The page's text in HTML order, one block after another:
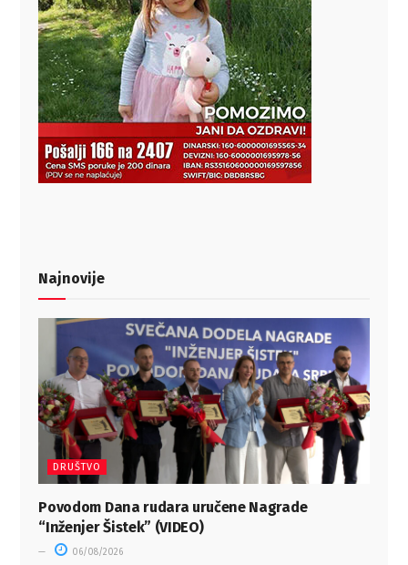
Najnovije
DRUŠTVO
Povodom Dana rudara uručene Nagrade
“Inženjer Šistek” (VIDEO)
06/08/2026